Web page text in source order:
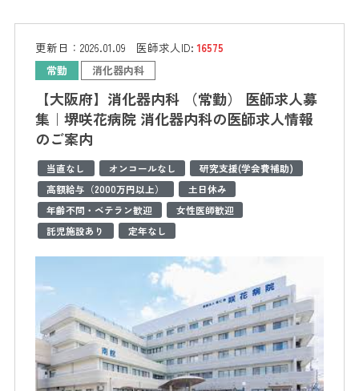
更新日： 2026.01.09 医師求人ID:16575
常勤 消化器内科
【大阪府】消化器内科 （常勤） 医師求人募
集｜堺咲花病院 消化器内科の医師求人情報
のご案内
当直なし オンコールなし
研究支援(学会費補助)
高額給与（2000万円以上）
土日休み
年齢不問・ベテラン歓迎
女性医師歓迎
託児施設あり
定年なし